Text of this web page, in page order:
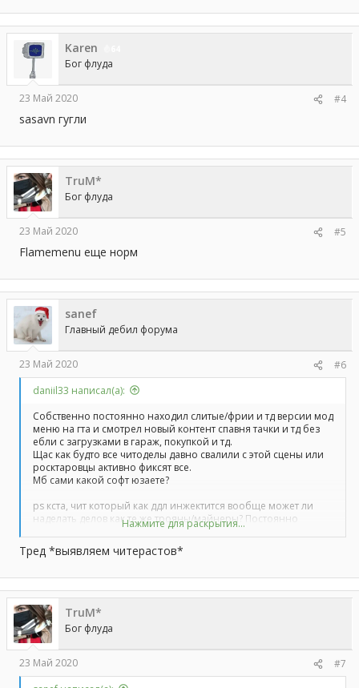
Karen
Бог флуда
23 Май 2020 #4
sasavn гугли
TruM*
Бог флуда
23 Май 2020 #5
Flamemenu еще норм
sanef
Главный дебил форума
23 Май 2020
#6
daniil33 написал(а):
Собственно постоянно находил слитые/фрии и тд версии мод
меню на гта и смотрел новый контент спавня тачки и тд без
ебли с загрузками в гараж, покупкой и тд.
Щас как будто все читоделы давно свалили с этой сцены или
росктаровцы активно фиксят все.
Мб сами какой софт юзаете?
ps кста, чит который как ддл инжектится вообще может ли
наделать делов как те же трояны/майнеры? Постоянно
скачивал и инжектил паблик читы на гта онлайн с адовых
помоек и даже с ссылок на ютубе и проблем с майнерами/
кражей акков не было никогда(инжектор естественно юзался
Нажмите для раскрытия...
Тред *выявляем читерастов*
TruM*
Бог флуда
23 Май 2020
#7